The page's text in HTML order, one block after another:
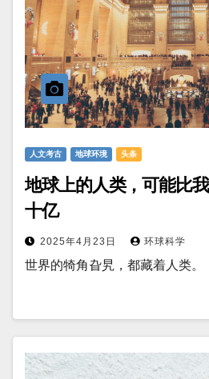
人文考古 地球环境 头条
地球上的人类，可能比
十亿
2025年4月23日 环球科学
世界的犄角旮旯，都藏着人类。